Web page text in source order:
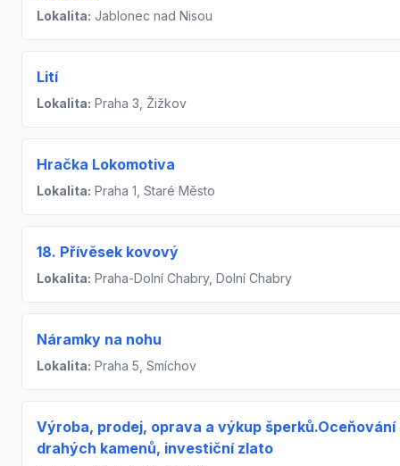
Lokalita: Jablonec nad Nisou
Lití
Lokalita: Praha 3, Žižkov
Hračka Lokomotiva
Lokalita: Praha 1, Staré Město
18. Přívěsek kovový
Lokalita: Praha-Dolní Chabry, Dolní Chabry
Náramky na nohu
Lokalita: Praha 5, Smíchov
Výroba, prodej, oprava a výkup šperků.Oceňování
drahých kamenů, investiční zlato